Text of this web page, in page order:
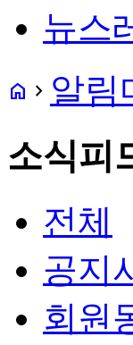
뉴스
home navigate_next 알림
소식피
전체
공지
회원